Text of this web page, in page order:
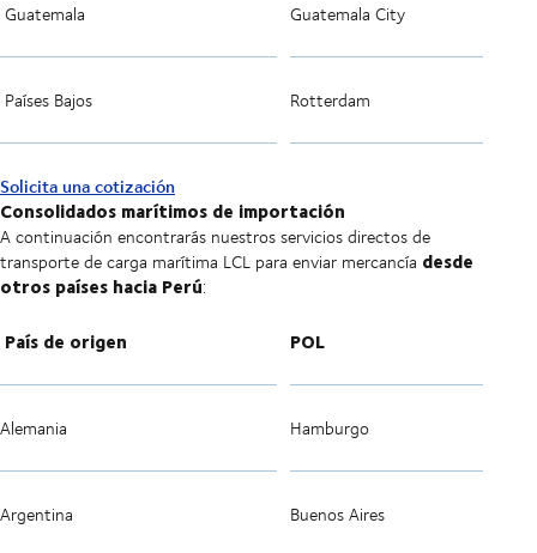
Guatemala Guatemala City
Países Bajos Rotterdam
Solicita una cotización
Consolidados marítimos de importación
A continuación encontrarás nuestros servicios directos de
transporte de carga marítima LCL para enviar mercancía desde
otros países hacia Perú:
País de origen POL
Alemania Hamburgo
Argentina Buenos Aires